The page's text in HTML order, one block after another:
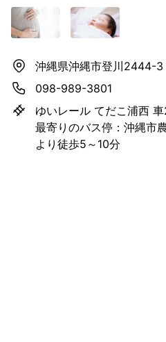
沖縄県沖縄市登川2444-3
098-989-3801
ゆいレール てだこ浦西
最寄りのバス停：沖縄市
より徒歩5～10分